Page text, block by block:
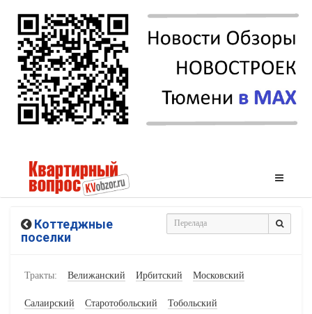
Коттеджные
поселки
Тракты: Велижанский Ирбитский Московский
Салаирский Старотобольский Тобольский